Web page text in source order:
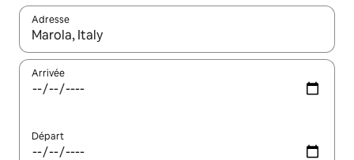
Adresse
Lorsque les résultats s'affichent, utilisez les flèches vers le
Arrivée
Départ